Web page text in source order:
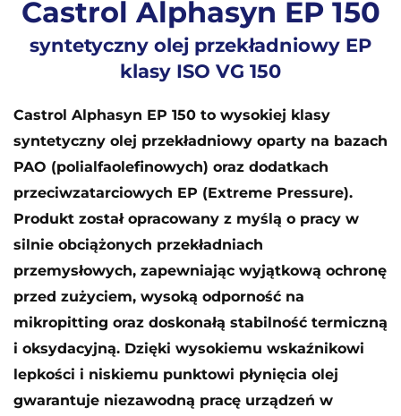
Castrol Alphasyn EP 150
syntetyczny olej przekładniowy EP
klasy ISO VG 150
Castrol Alphasyn EP 150 to wysokiej klasy
syntetyczny olej przekładniowy oparty na bazach
PAO (polialfaolefinowych) oraz dodatkach
przeciwzatarciowych EP (Extreme Pressure).
Produkt został opracowany z myślą o pracy w
silnie obciążonych przekładniach
przemysłowych, zapewniając wyjątkową ochronę
przed zużyciem, wysoką odporność na
mikropitting oraz doskonałą stabilność termiczną
i oksydacyjną. Dzięki wysokiemu wskaźnikowi
lepkości i niskiemu punktowi płynięcia olej
gwarantuje niezawodną pracę urządzeń w